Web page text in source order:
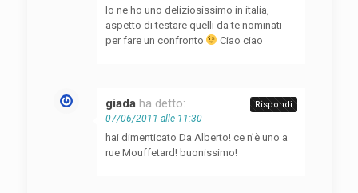
Io ne ho uno deliziosissimo in italia,
aspetto di testare quelli da te nominati
per fare un confronto
Ciao ciao
giada ha detto:
07/06/2011 alle 11:30
hai dimenticato Da Alberto! ce n’è uno a
rue Mouffetard! buonissimo!
Rispondi